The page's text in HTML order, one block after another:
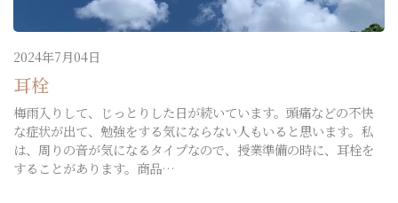
2024年7月04日
耳栓
梅雨入りして、じっとりした日が続いています。頭痛などの不快
な症状が出て、勉強をする気にならない人もいると思います。私
は、周りの音が気になるタイプなので、授業準備の時に、耳栓を
することがあります。商品…